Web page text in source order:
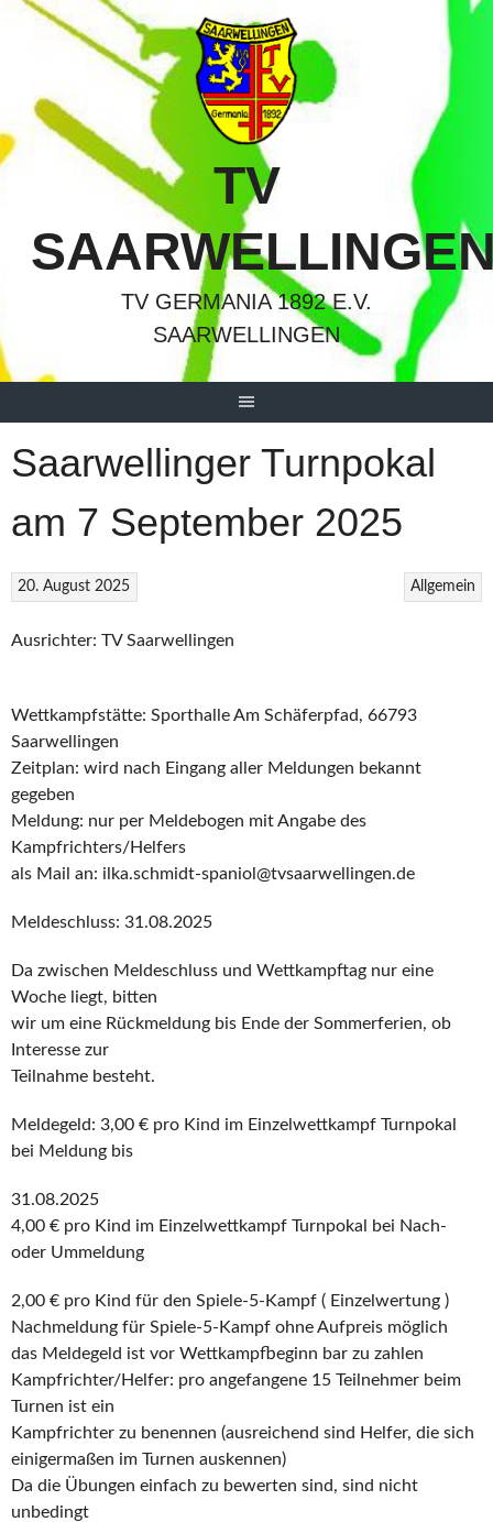
Springe
TV
TV GERMANIA 1892 E.V.
SAARWELLINGEN
Saarwellinger Turnpokal
am 7 September 2025
Allgemein
20. August 2025
Ausrichter: TV Saarwellingen
Wettkampfstätte: Sporthalle Am Schäferpfad, 66793
Saarwellingen
Zeitplan: wird nach Eingang aller Meldungen bekannt
gegeben
Meldung: nur per Meldebogen mit Angabe des
Kampfrichters/Helfers
als Mail an: ilka.schmidt-spaniol@tvsaarwellingen.de
Meldeschluss: 31.08.2025
Da zwischen Meldeschluss und Wettkampftag nur eine
Woche liegt, bitten
wir um eine Rückmeldung bis Ende der Sommerferien, ob
Interesse zur
Teilnahme besteht.
Meldegeld: 3,00 € pro Kind im Einzelwettkampf Turnpokal
bei Meldung bis
31.08.2025
4,00 € pro Kind im Einzelwettkampf Turnpokal bei Nach-
oder Ummeldung
2,00 € pro Kind für den Spiele-5-Kampf ( Einzelwertung )
Nachmeldung für Spiele-5-Kampf ohne Aufpreis möglich
das Meldegeld ist vor Wettkampfbeginn bar zu zahlen
Kampfrichter/Helfer: pro angefangene 15 Teilnehmer beim
Turnen ist ein
Kampfrichter zu benennen (ausreichend sind Helfer, die sich
einigermaßen im Turnen auskennen)
Da die Übungen einfach zu bewerten sind, sind nicht
unbedingt